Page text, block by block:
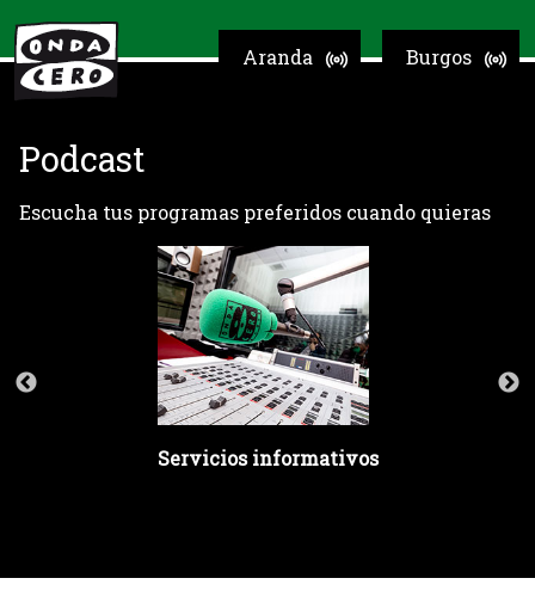
Burgos
Aranda
Podcast
Escucha tus programas preferidos cuando quieras
Servicios informativos